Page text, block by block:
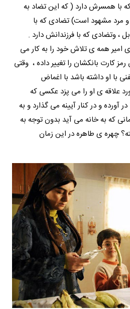
با همسرش دارد ( که این تضاد به
مرد مشهود است) تضادی که با
، وتضادی که با فرزندانش دارد .
امیر همه ی تلاش خود را به کار می
کارت بانکشان را تغییر داده ، وقتی
با او داشته باشد با اغماض
علاقه ی او را می پزد عکسی که
آورده و در کنار آیینه می گذارد و به
که به خانه می آید بدون توجه به
چهره ی طاهره در این زمان